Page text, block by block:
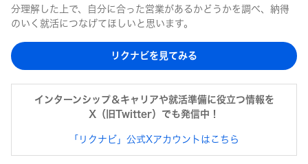
分理解した上で、自分に合った営業があるかどうかを調べ、納得
のいく就活につなげてほしいと思います。
リクナビを見てみる
インターンシップ＆キャリアや就活準備に役立つ情報を
X（旧Twitter）でも発信中！
「 リクナビ 」公式Xアカウントはこちら